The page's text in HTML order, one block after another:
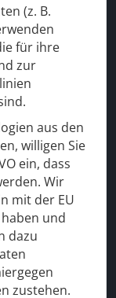
(z. B.
für ihre
zur
aus den
willigen Sie
ein, dass
Wir
mit der EU
und
dazu
zustehen.